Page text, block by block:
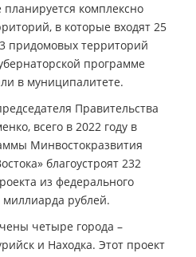
комплексно
в которые входят 25
придомовых территорий
программе
в муниципалитете.
Правительства
всего в 2022 году в
Минвостокразвития
благоустроят 232
из федерального
рублей.
четыре города –
и Находка. Этот проект